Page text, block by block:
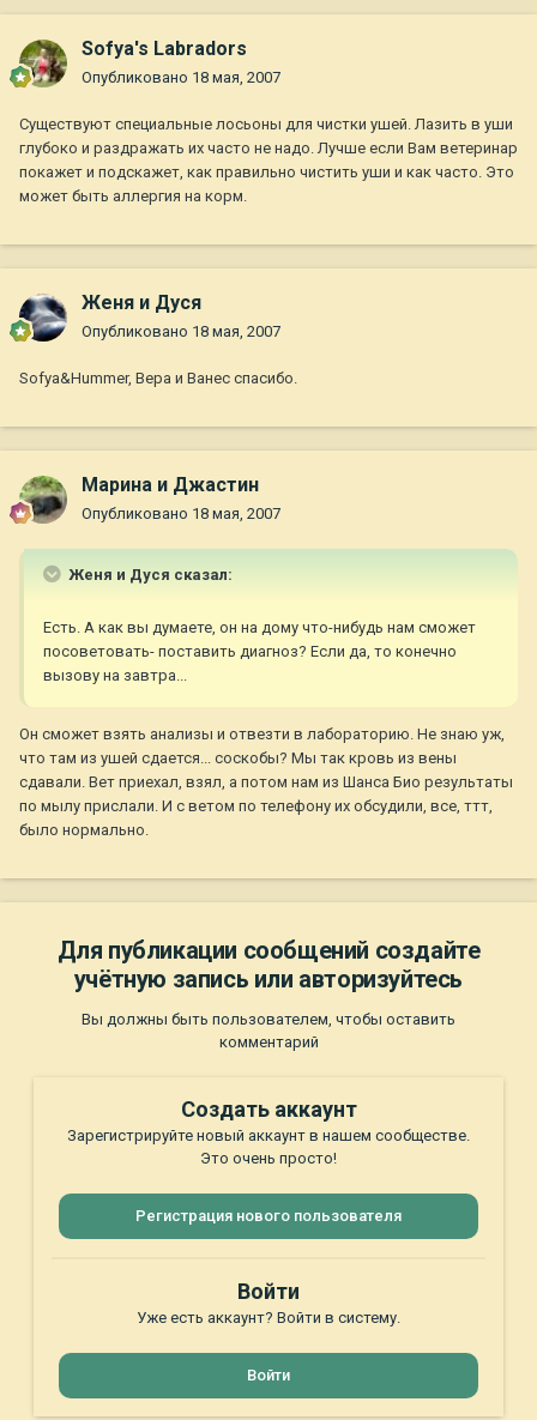
Sofya's Labradors
Опубликовано 18 мая, 2007
Существуют специальные лосьоны для чистки ушей. Лазить в уши
глубоко и раздражать их часто не надо. Лучше если Вам ветеринар
покажет и подскажет, как правильно чистить уши и как часто. Это
может быть аллергия на корм.
Женя и Дуся
Опубликовано 18 мая, 2007
Sofya&Hummer, Вера и Ванес спасибо.
Марина и Джастин
Опубликовано 18 мая, 2007
Женя и Дуся сказал:
Есть. А как вы думаете, он на дому что-нибудь нам сможет
посоветовать- поставить диагноз? Если да, то конечно
вызову на завтра...
Он сможет взять анализы и отвезти в лабораторию. Не знаю уж,
что там из ушей сдается... соскобы? Мы так кровь из вены
сдавали. Вет приехал, взял, а потом нам из Шанса Био результаты
по мылу прислали. И с ветом по телефону их обсудили, все, ттт,
было нормально.
Для публикации сообщений создайте
учётную запись или авторизуйтесь
Вы должны быть пользователем, чтобы оставить
комментарий
Создать аккаунт
Зарегистрируйте новый аккаунт в нашем сообществе.
Это очень просто!
Регистрация нового пользователя
Войти
Уже есть аккаунт? Войти в систему.
Войти